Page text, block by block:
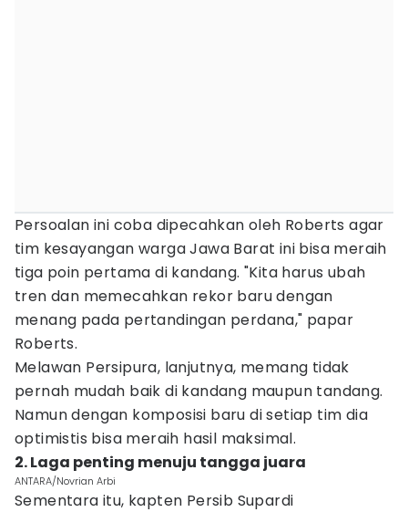
Persoalan ini coba dipecahkan oleh Roberts agar
tim kesayangan warga Jawa Barat ini bisa meraih
tiga poin pertama di kandang. "Kita harus ubah
tren dan memecahkan rekor baru dengan
menang pada pertandingan perdana," papar
Roberts.
Melawan Persipura, lanjutnya, memang tidak
pernah mudah baik di kandang maupun tandang.
Namun dengan komposisi baru di setiap tim dia
optimistis bisa meraih hasil maksimal.
2. Laga penting menuju tangga juara
ANTARA/Novrian Arbi
Sementara itu, kapten Persib Supardi